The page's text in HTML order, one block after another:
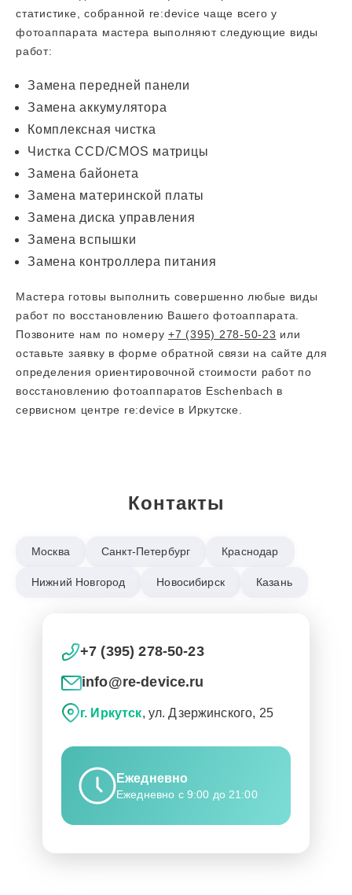
статистике, собранной re:device чаще всего у
фотоаппарата мастера выполняют следующие виды
работ:
Замена передней панели
Замена аккумулятора
Комплексная чистка
Чистка CCD/CMOS матрицы
Замена байонета
Замена материнской платы
Замена диска управления
Замена вспышки
Замена контроллера питания
Мастера готовы выполнить совершенно любые виды
работ по восстановлению Вашего фотоаппарата.
Позвоните нам по номеру +7 (395) 278-50-23 или
оставьте заявку в форме обратной связи на сайте для
определения ориентировочной стоимости работ по
восстановлению фотоаппаратов Eschenbach в
сервисном центре re:device в Иркутске.
Контакты
Москва Санкт-Петербург Краснодар
Нижний Новгород Новосибирск Казань
+7 (395) 278-50-23
info@re-device.ru
г. Иркутск, ул. Дзержинского, 25
Ежедневно
Ежедневно с 9:00 до 21:00